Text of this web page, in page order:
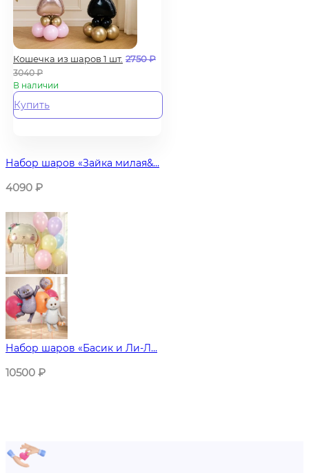
Кошечка из шаров 1 шт. 2750₽
3040₽
В наличии
Купить
Набор шаров «Зайка милая&...
4090 ₽
Набор шаров «Басик и Ли-Л...
10500 ₽